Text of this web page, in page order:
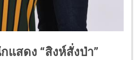
แสดง “สิงห์สั่งป่า”